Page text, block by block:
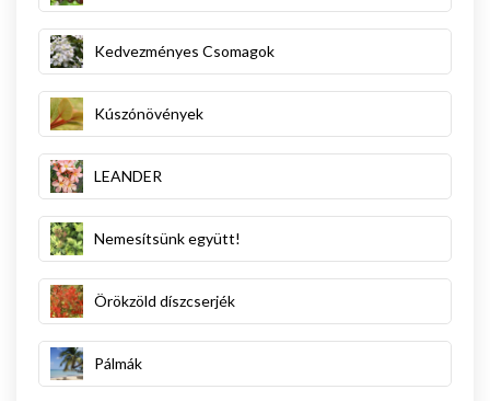
Kedvezményes Csomagok
Kúszónövények
LEANDER
Nemesítsünk együtt!
Örökzöld díszcserjék
Pálmák